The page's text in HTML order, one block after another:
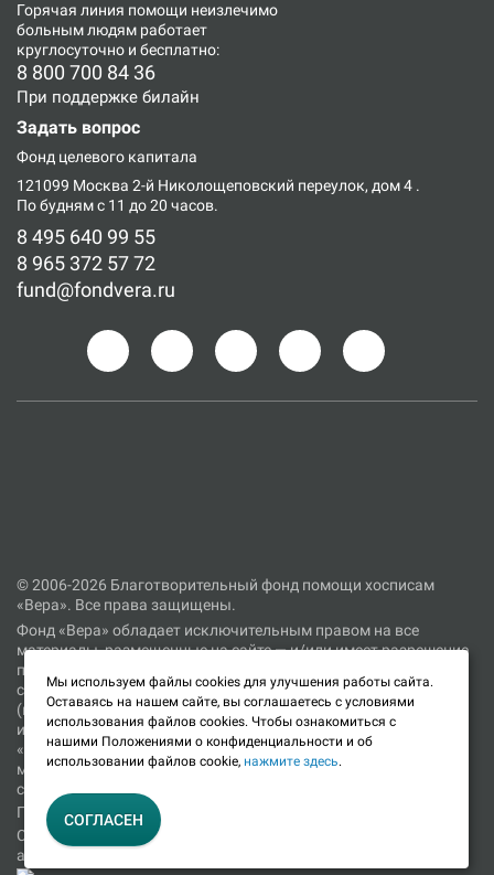
Горячая линия помощи неизлечимо
больным людям работает
круглосуточно и бесплатно:
8 800 700 84 36
При поддержке билайн
Задать вопрос
Фонд целевого капитала
121099 Москва 2-й Николощеповский переулок, дом 4 .
По будням с 11 до 20 часов.
8 495 640 99 55
8 965 372 57 72
fund@fondvera.ru
© 2006-2026 Благотворительный фонд помощи хосписам
«Вера». Все права защищены.
Фонд «Вера» обладает исключительным правом на все
материалы, размещенные на сайте — и/или имеет разрешение
правообладателя на использование таких материалов на
сайте. Использование размещенных на сайте материалов
(включая тексты, фотографии, видеоматериалы, графические
изображения и прочее) не допускается без согласия фонда
«Вера» или иного правообладателя соответствующих
материалов. При цитировании материалов, размещенных на
сайте, ссылка на сайт является обязательной.
Политика в отношении обработки персональных данных
Согласие об использовании файлов cookie и сервиса веб-
аналитики «Яндекс.Метрика»
Мы используем файлы cookies для улучшения работы сайта.
Оставаясь на нашем сайте, вы соглашаетесь с условиями
использования файлов cookies. Чтобы ознакомиться с
нашими Положениями о конфиденциальности и об
использовании файлов cookie, нажмите здесь.
CОГЛАСЕН